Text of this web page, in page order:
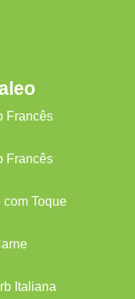
Francês
Francês
Toque
Italiana